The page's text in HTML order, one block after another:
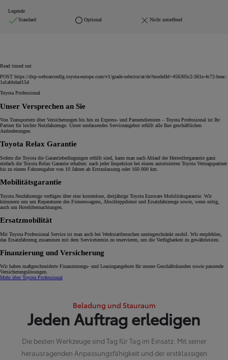
Legende
Standard
Optional Nicht zutreffend
Read timed out
POST https://dxp-webcarconfig.toyota-europe.com/v1/grade-selector/at/de?modelId=456305c2-361e-4c72-beac-
1a1abbdad15d
Toyota Professional
Unser Versprechen an Sie
Von Transportern über Versicherungen bis hin zu Express- und Pannendiensten – Toyota Professional ist Ihr
Partner für leichte Nutzfahrzeuge. Unser umfassendes Serviceangebot erfüllt alle Ihre geschäftlichen
Anforderungen.
Toyota Relax Garantie
Sofern die Toyota die Garantiebedingungen erfüllt sind, kann man nach Ablauf der Herstellergarantie ganz
einfach die Toyota Relax Garantie erhalten: nach jeder Inspektion bei einem autorisierten Toyota Vertragspartner
bis zu einem Fahrzeugalter von 10 Jahren ab Erstzulassung oder 160.000 km.
Mobilitätsgarantie
Toyota Neufahrzeuge verfügen über eine kostenlose, dreijährige Toyota Eurocare Mobilitätsgarantie. Wir
kümmern uns um Reparaturen des Firmenwagens, Abschleppdienst und Ersatzfahrzeuge sowie, wenn nötig,
auch um Hotelübernachtungen.
Ersatzmobilität
Mit Toyota Professional Service ist man auch bei Werkstattbesuchen uneingeschränkt mobil. Wir empfehlen,
das Ersatzfahrzeug zusammen mit dem Servicetermin zu reservieren, um die Verfügbarkeit zu gewährleisten.
Finanzierung und Versicherung
Wir haben maßgeschneiderte Finanzierungs- und Leasingangebote für unsere Geschäftskunden sowie passende
Versicherungslösungen.
Mehr über Toyota Professional
Beladung und Stauraum
Jeden Auftrag erledigen
Die besten Werkzeuge sind Tag für Tag im Einsatz. Mit seiner
herausragenden Anpassungsfähigkeit und der erstklassigen